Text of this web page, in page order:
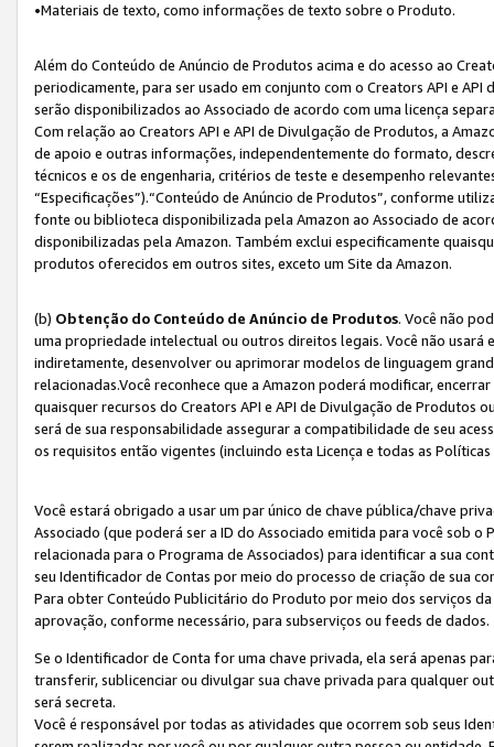
•Materiais de texto, como informações de texto sobre o Produto.
Além do Conteúdo de Anúncio de Produtos acima e do acesso ao
periodicamente, para ser usado em conjunto com o Creators API e
serão disponibilizados ao Associado de acordo com uma licença
Com relação ao Creators API e API de Divulgação de Produtos, a
de apoio e outras informações, independentemente do formato,
técnicos e os de engenharia, critérios de teste e desempenho
“Especificações”).“Conteúdo de Anúncio de Produtos”, conforme
fonte ou biblioteca disponibilizada pela Amazon ao Associado de
disponibilizadas pela Amazon. Também exclui especificamente
produtos oferecidos em outros sites, exceto um Site da Amazon.
(b) Obtenção do Conteúdo de Anúncio de Produtos. Você não
uma propriedade intelectual ou outros direitos legais. Você não
indiretamente, desenvolver ou aprimorar modelos de linguagem
relacionadas.Você reconhece que a Amazon poderá modificar,
quaisquer recursos do Creators API e API de Divulgação de Produtos
será de sua responsabilidade assegurar a compatibilidade de seu
os requisitos então vigentes (incluindo esta Licença e todas as
Você estará obrigado a usar um par único de chave pública/chave
Associado (que poderá ser a ID do Associado emitida para você sob
relacionada para o Programa de Associados) para identificar a sua
seu Identificador de Contas por meio do processo de criação de sua
Para obter Conteúdo Publicitário do Produto por meio dos serviços
aprovação, conforme necessário, para subserviços ou feeds de dados.
Se o Identificador de Conta for uma chave privada, ela será apenas
transferir, sublicenciar ou divulgar sua chave privada para qualquer
será secreta.
Você é responsável por todas as atividades que ocorrem sob seus